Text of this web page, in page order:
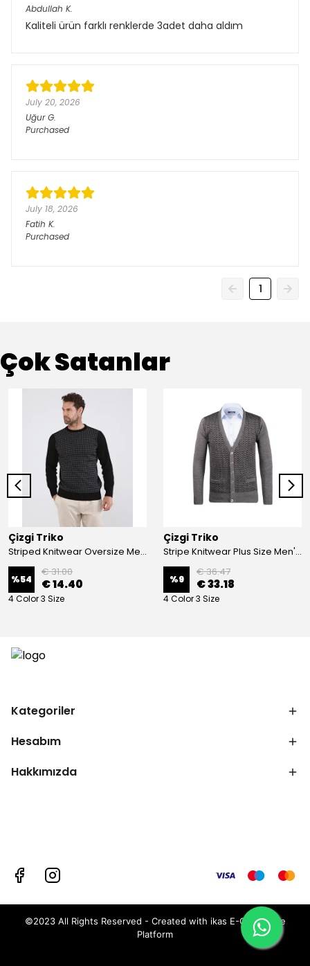
Abdullah K.
Kaliteli ürün farklı renklerde 3adet daha aldım
July 20, 2026
Uğur G.
Purchased
July 18, 2026
Fatih K.
Purchased
1
Çok Satanlar
Çizgi Triko
Striped Knitwear Oversize Men's Crew Neck Knitwear Sweater Patterned Steel Knit Classic with Sleeve and Waist Elastic - BLACK
%54
€ 31.00
€ 14.40
4 Color 3 Size
Çizgi Triko
Stripe Knitwear Plus Size Men's V-Neck Knitwear Cardigan Buttoned Pocket Detailed Patterned Steel Knitted Classic Pattern - GREY
%9
€ 36.47
€ 33.18
4 Color 3 Size
Kategoriler
Hesabım
Hakkımızda
©2023 All Rights Reserved - Created with ikas E-Commerce
Platform